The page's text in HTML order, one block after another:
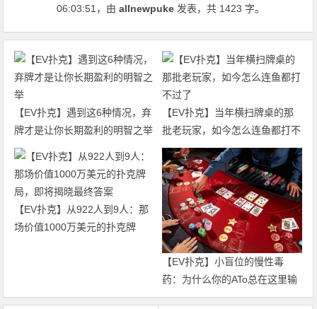
06:03:51，由allnewpuke 发表，共 1423 字。
【EV扑克】遇到这6种情况，弃
牌才是让你长期盈利的明智之举
【EV扑克】当年横扫牌桌的那
批老玩家，如今怎么连鱼都打不
过了
【EV扑克】从922人到9人：那
场价值1000万美元的扑克牌
【EV扑克】小盲位的慢性毒
药：为什么你的ATo总在这里输
钱？